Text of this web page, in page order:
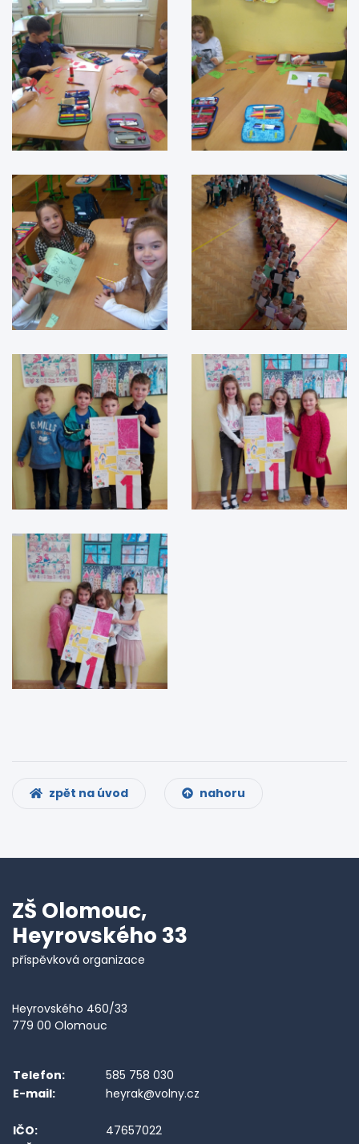
zpět na úvod nahoru
ZŠ Olomouc,
Heyrovského 33
příspěvková organizace
Heyrovského 460/33
779 00 Olomouc
Telefon:
585 758 030
E-mail:
heyrak@volny.cz
IČO:
47657022